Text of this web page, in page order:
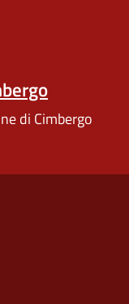
di Cimbergo